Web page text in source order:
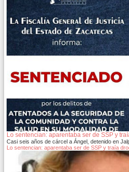
Lo sentencian: aparentaba ser de SSP y
Casi seis años de cárcel a Ángel, detenido en
Lo sentencian: aparentaba ser de SSP y traía